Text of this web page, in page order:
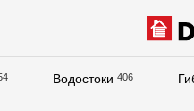
Водостоки 406